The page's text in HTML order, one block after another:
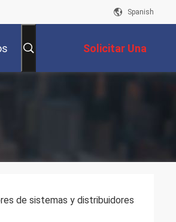
Spanish
Solicitar Una
Cotización
de sistemas y distribuidores